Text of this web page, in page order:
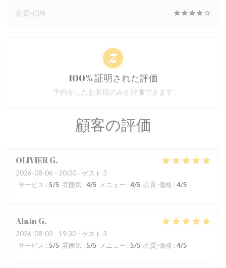
顧客の評価
OLIVIERG
2026-08-06 - 20:00 - ゲスト 3
サービス : 5/5 雰囲気 : 4/5 メニュー : 4/5 品質-価格 : 4/5
AlainG
2026-08-03 - 19:30 - ゲスト 3
サービス : 5/5 雰囲気 : 5/5 メニュー : 5/5 品質-価格 : 4/5
品質-価格
100% 証明された評価
予約をしたお客様のみが評価できます